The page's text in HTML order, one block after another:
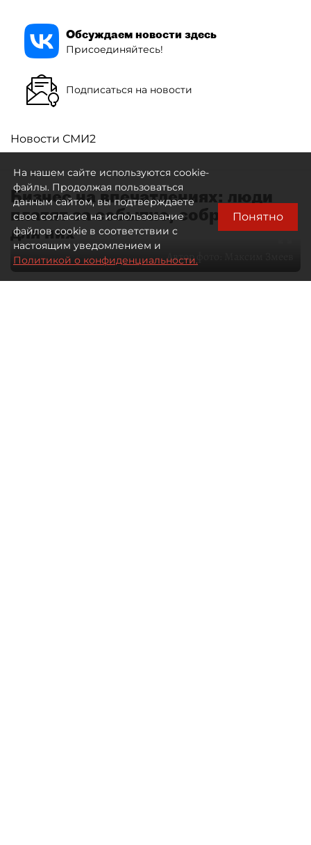
Обсуждаем новости здесь
Присоединяйтесь!
Подписаться на новости
Новости СМИ2
Бизнес на впечатлениях: люди
платят за событие, собранное
для них
Автор фото:
На нашем сайте используются cookie-
файлы. Продолжая пользоваться
данным сайтом, вы подтверждаете
свое согласие на использование
файлов cookie в соответствии с
настоящим уведомлением и
Политикой о конфиденциальности.
Понятно